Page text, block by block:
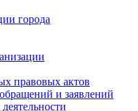
города
правовых актов
и заявлений